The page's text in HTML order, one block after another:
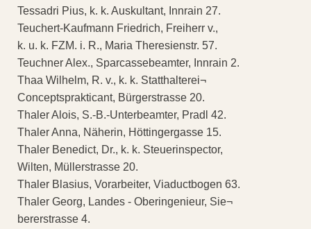
Tessadri Pius, k. k. Auskultant, Innrain 27.
Teuchert-Kaufmann Friedrich, Freiherr v.,
k. u. k. FZM. i. R., Maria Theresienstr. 57.
Teuchner Alex., Sparcassebeamter, Innrain 2.
Thaa Wilhelm, R. v., k. k. Statthalterei¬
Conceptsprakticant, Bürgerstrasse 20.
Thaler Alois, S.-B.-Unterbeamter, Pradl 42.
Thaler Anna, Näherin, Höttingergasse 15.
Thaler Benedict, Dr., k. k. Steuerinspector,
Wilten, Müllerstrasse 20.
Thaler Blasius, Vorarbeiter, Viaductbogen 63.
Thaler Georg, Landes - Oberingenieur, Sie¬
bererstrasse 4.